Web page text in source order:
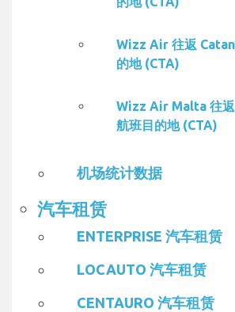
Wizz Air 往返
的地 (CTA)
Wizz Air Malta 往
航班目的地 (CTA)
机场统计数据
汽车租赁
ENTERPRISE 汽车租赁
LOCAUTO 汽车租赁
CENTAURO 汽车租赁